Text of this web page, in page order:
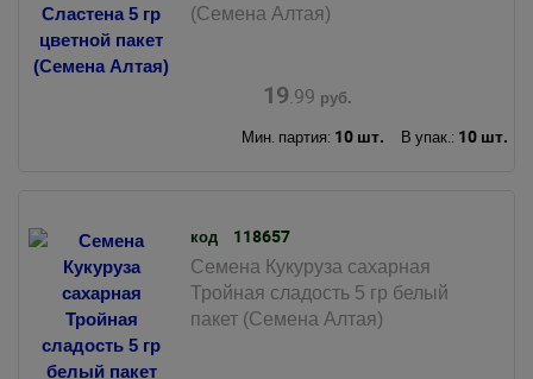
(Семена Алтая)
19.99 руб.
Мин. партия: 10 шт. В упак.: 10 шт.
код 118657
Семена Кукуруза сахарная
Тройная сладость 5 гр белый
пакет (Семена Алтая)